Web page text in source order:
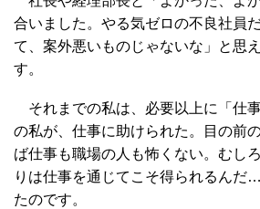
合いました。やる気ゼロの不良社員
て、案外悪いものじゃないな」と思
す。
それまでの私は、必要以上に「仕
の私が、仕事に助けられた。目の前
ば仕事も職場の人も怖くない。むし
りは仕事を通じてこそ得られるん
たのです。